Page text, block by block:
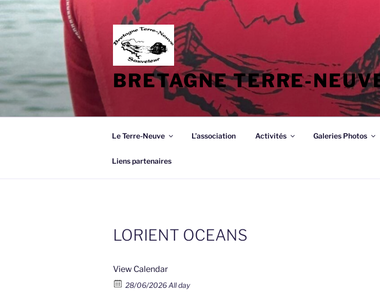
Aller
contenu
BRETAGNE TERRE-
Le Terre-Neuve L’association Activités Galeries Photos
Liens partenaires
LORIENT OCEANS
View Calendar
28/06/2026 All day